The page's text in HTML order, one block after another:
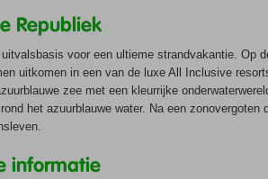
ook tropische vogels kunt spotten.
zandstranden.
Republiek
voor een ultieme strandvakantie. Op
uitkomen in een van de luxe All Inclusive
zee met een kleurrijke
het azuurblauwe water. Na een zonovergoten
informatie